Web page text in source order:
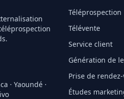
· Yaoundé ·
Téléprospection
Télévente
Service client
Génération de
Prise de
Études